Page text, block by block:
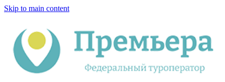
Skip to main content